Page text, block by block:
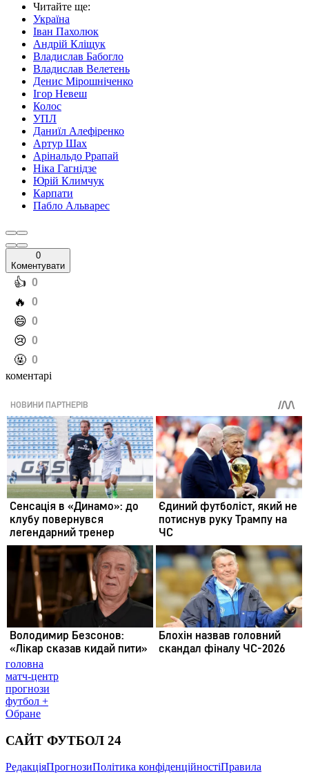
Читайте ще:
Україна
Іван Пахолюк
Андрій Кліщук
Владислав Бабогло
Владислав Велетень
Денис Мірошніченко
Ігор Невеш
Колос
УПЛ
Даниїл Алефіренко
Артур Шах
Арінальдо Ррапай
Ніка Гагнідзе
Юрій Климчук
Карпати
Пабло Альварес
0
Коментувати
️👍 0
️🔥 0
️😄 0
️😢 0
️🤬 0
коментарі
головна
матч-центр
прогнози
футбол +
Обране
САЙТ ФУТБОЛ 24
РедакціяПрогнозиПолітика конфіденційностіПравила